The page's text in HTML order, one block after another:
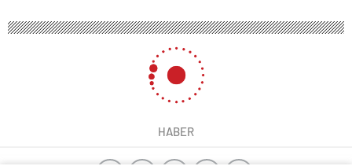
HABER